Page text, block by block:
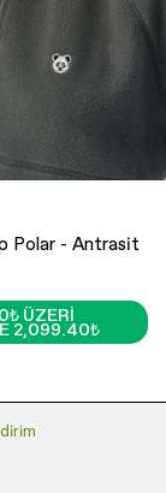
Polar - Antrasit
ÜZERI
2,099.40₺